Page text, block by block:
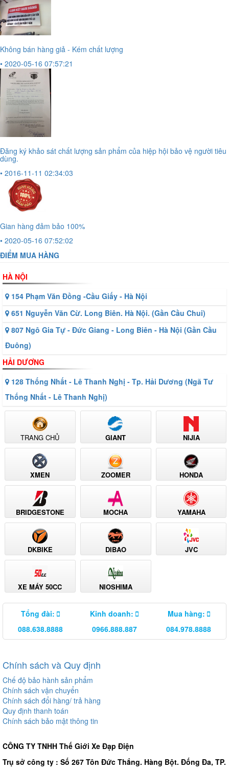
Không bán hàng giả - Kém chất lượng
• 2020-05-16 07:57:21
Đăng ký khảo sát chất lượng sản phẩm của hiệp hội bảo vệ người tiêu
dùng.
• 2016-11-11 02:34:03
Gian hàng đảm bảo 100%
• 2020-05-16 07:52:02
ĐIỂM MUA HÀNG
HÀ NỘI
154 Phạm Văn Đồng -Cầu Giấy - Hà Nội
651 Nguyễn Văn Cừ. Long Biên. Hà Nội. (Gần Cầu Chui)
807 Ngô Gia Tự - Đức Giang - Long Biên - Hà Nội (Gần Cầu
Đuông)
HẢI DƯƠNG
128 Thống Nhất - Lê Thanh Nghị - Tp. Hải Dương (Ngã Tư
Thống Nhất - Lê Thanh Nghị)
TRANG CHỦ GIANT NIJIA
XMEN ZOOMER HONDA
BRIDGESTONE MOCHA YAMAHA
DKBIKE DIBAO JVC
XE MÁY 50CC NIOSHIMA
Tổng đài:
088.638.8888
Kinh doanh:
0966.888.887
Mua hàng:
084.978.8888
Chính sách và Quy định
Chế độ bảo hành sản phẩm
Chính sách vận chuyển
Chính sách đổi hàng/ trả hàng
Quy định thanh toán
Chính sách bảo mật thông tin
CÔNG TY TNHH Thế Giới Xe Đạp Điện
Trụ sở công ty : Số 267 Tôn Đức Thắng. Hàng Bột. Đống Đa, TP.